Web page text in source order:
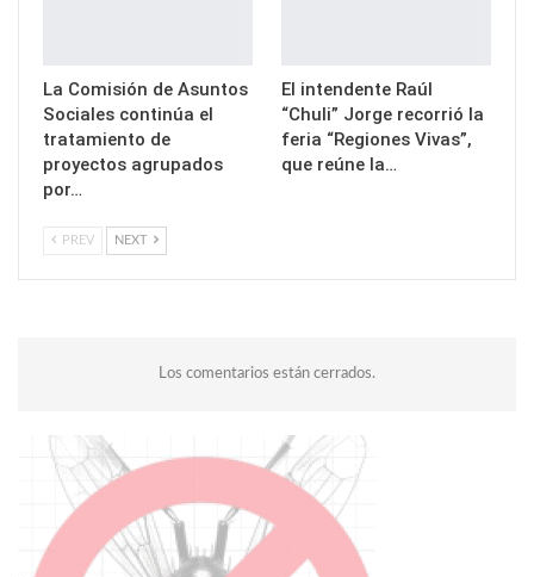
La Comisión de Asuntos
Sociales continúa el
tratamiento de
proyectos agrupados
por…
El intendente Raúl
“Chuli” Jorge recorrió la
feria “Regiones Vivas”,
que reúne la…
PREV NEXT
Los comentarios están cerrados.